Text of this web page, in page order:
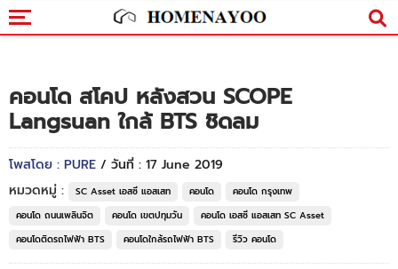
คอนโด สโคป หลังสวน SCOPE
Langsuan ใกล้ BTS ชิดลม
โพสโดย : PURE / วันที่ : 17 June 2019
หมวดหมู่ :
SC Asset เอสซี แอสเสท คอนโด
คอนโด กรุงเทพ
คอนโด ถนนเพลินจิต
คอนโด เขตปทุมวัน
คอนโด เอสซี แอสเสท SC Asset
คอนโดติดรถไฟฟ้า BTS
คอนโดใกล้รถไฟฟ้า BTS รีวิว คอนโด